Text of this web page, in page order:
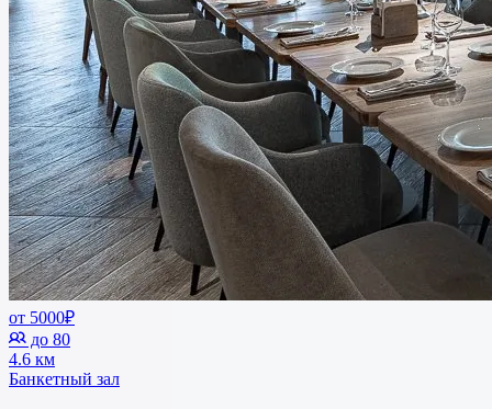
от 5000₽
до 80
4.6 км
Банкетный зал